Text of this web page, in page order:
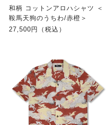
和柄 コットンアロハシャツ ＜
鞍馬天狗のうちわ/赤橙＞
27,500円（税込）